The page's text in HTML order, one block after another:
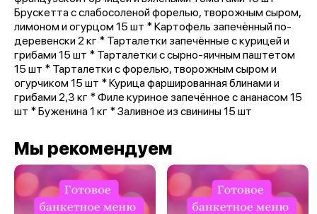
Брускетта с слабосоленой форелью, творожным сыром,
лимоном и огурцом 15 шт * Картофель запечённый по-
деревенски 2 кг * Тарталетки запечённые с курицей и
грибами 15 шт * Тарталетки с сырно-яичным паштетом
15 шт * Тарталетки с форелью, творожным сыром и
огурчиком 15 шт * Курица фаршированная блинами и
грибами 2,3 кг * Филе куриное запечённое с ананасом 15
шт * Буженина 1 кг * Заливное из свинины 15 шт
Мы рекомендуем